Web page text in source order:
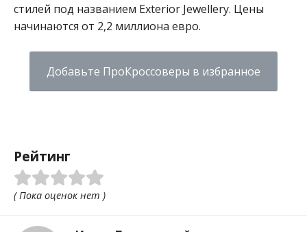
стилей под названием Exterior Jewellery. Цены
начинаются от 2,2 миллиона евро.
Добавьте ПроКроссоверы в избранное
Рейтинг
( Пока оценок нет )